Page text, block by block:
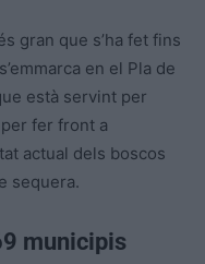
gran que s’ha fet fins
en el Pla de
està servint per
fer front a
actual dels boscos
sequera.
municipis